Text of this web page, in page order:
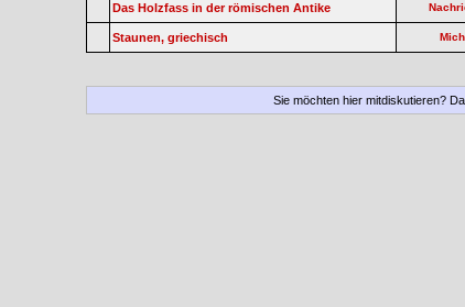
Das Holzfass in der römischen Antike
Staunen, griechisch
Sie möchten hier mitdiskutieren?